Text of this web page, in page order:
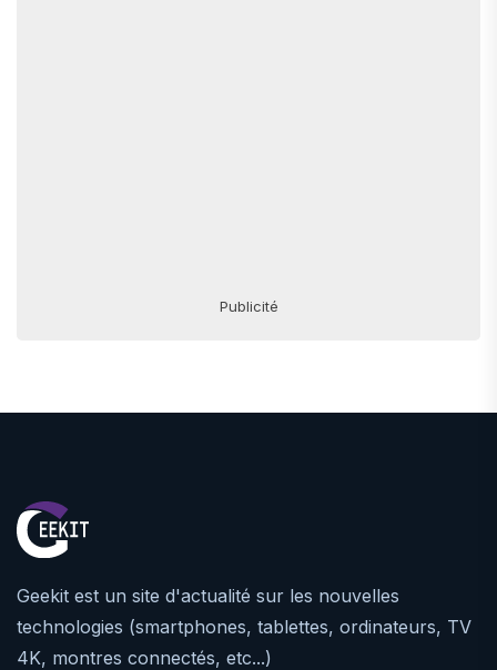
Publicité
Geekit est un site d'actualité sur les nouvelles
technologies (smartphones, tablettes, ordinateurs, TV
4K, montres connectés, etc...)